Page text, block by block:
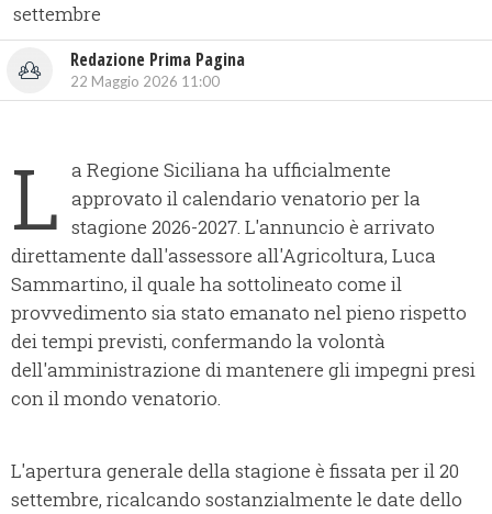
settembre
Redazione Prima Pagina
22 Maggio 2026 11:00
L a Regione Siciliana ha ufficialmente
approvato il calendario venatorio per la
stagione 2026-2027. L'annuncio è arrivato
direttamente dall'assessore all'Agricoltura, Luca
Sammartino, il quale ha sottolineato come il
provvedimento sia stato emanato nel pieno rispetto
dei tempi previsti, confermando la volontà
dell'amministrazione di mantenere gli impegni presi
con il mondo venatorio.
L'apertura generale della stagione è fissata per il 20
settembre, ricalcando sostanzialmente le date dello